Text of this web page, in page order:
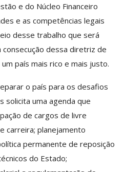
e do Núcleo Financeiro
e as competências legais
desse trabalho que será
dessa diretriz de
país mais rico e mais justo.
o país para os desafios
solicita uma agenda que
de cargos de livre
carreira; planejamento
permanente de reposição
do Estado;